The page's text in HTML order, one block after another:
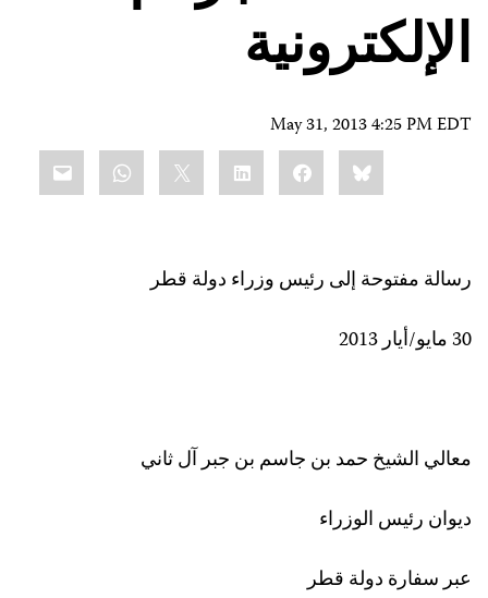
الإلكترونية
May 31, 2013 4:25 PM EDT
Bluesky
Facebook
LinkedIn
رسالة مفتوحة إلى رئيس وزراء دولة قطر
30 مايو/أيار 2013
معالي الشيخ حمد بن جاسم بن جبر آل ثاني
ديوان رئيس الوزراء
عبر سفارة دولة قطر